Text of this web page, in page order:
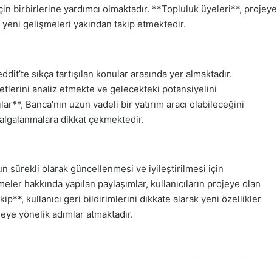
birbirlerine yardımcı olmaktadır. **Topluluk üyeleri**, projeye
gelişmeleri yakından takip etmektedir.
sıkça tartışılan konular arasında yer almaktadır.
analiz etmekte ve gelecekteki potansiyelini
Banca’nın uzun vadeli bir yatırım aracı olabileceğini
dikkat çekmektedir.
sürekli olarak güncellenmesi ve iyileştirilmesi için
hakkında yapılan paylaşımlar, kullanıcıların projeye olan
kullanıcı geri bildirimlerini dikkate alarak yeni özellikler
yönelik adımlar atmaktadır.